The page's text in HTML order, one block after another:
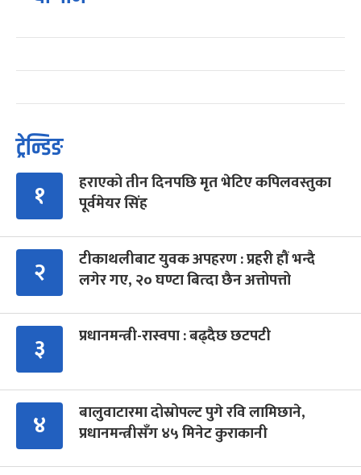
ट्रेन्डिङ
१
हराएको तीन दिनपछि मृत भेटिए कपिलवस्तुका
पूर्वमेयर सिंह
२
टीकाथलीबाट युवक अपहरण : प्रहरी हौं भन्दै
लगेर गए, २० घण्टा बित्दा छैन अत्तोपत्तो
३ प्रधानमन्त्री-रास्वपा : बढ्दैछ छटपटी
४
बालुवाटारमा दोस्रोपल्ट पुगे रवि लामिछाने,
प्रधानमन्त्रीसँग ४५ मिनेट कुराकानी